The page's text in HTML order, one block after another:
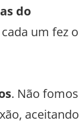
do
um fez o
. Não fomos
aceitando